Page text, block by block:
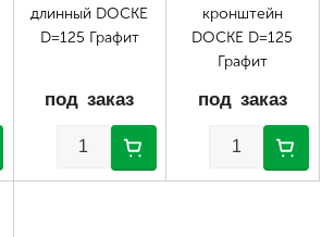
длинный DOCKE
D=125 Графит
под заказ
кронштейн
DOCKE D=125
Графит
под заказ